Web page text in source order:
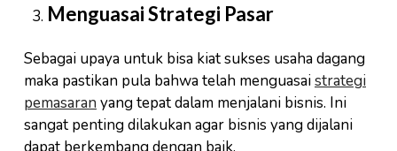
Menguasai Strategi Pasar
Sebagai upaya untuk bisa kiat sukses usaha dagang
maka pastikan pula bahwa telah menguasaistrategi
pemasaran yang tepat dalam menjalani bisnis. Ini
sangat penting dilakukan agar bisnis yang dijalani